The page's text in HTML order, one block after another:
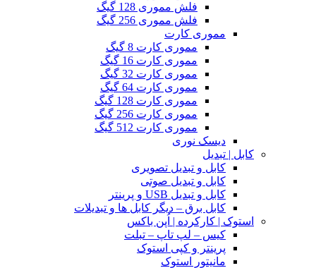
فلش مموری 128 گیگ
فلش مموری 256 گیگ
مموری کارت
مموری کارت 8 گیگ
مموری کارت 16 گیگ
مموری کارت 32 گیگ
مموری کارت 64 گیگ
مموری کارت 128 گیگ
مموری کارت 256 گیگ
مموری کارت 512 گیگ
دیسک نوری
کابل | تبدیل
کابل و تبدیل تصویری
کابل و تبدیل صوتی
کابل و تبدیل USB و پرینتر
کابل برق – دیگر کابل ها و تبدیلات
استوک | کارکرده | اُپن باکس
کیس – لپ تاپ – تبلت
پرینتر و کپی استوک
مانیتور استوک